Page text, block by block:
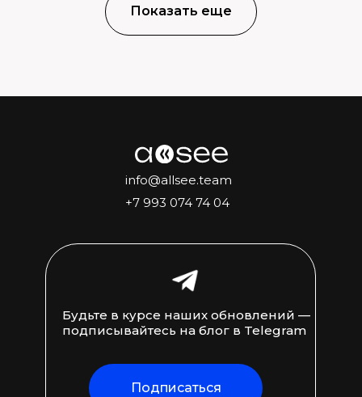
Показать еще
+7 993 074 74 04
Подписаться
Будьте в курсе наших обновлений —
подписывайтесь на блог в Telegram
info@allsee.team